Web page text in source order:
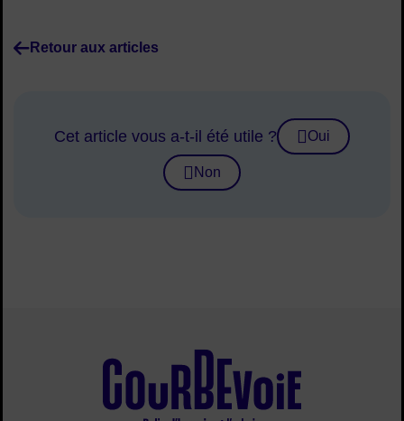
Retour aux articles
Cet article vous a-t-il été utile ? Oui
Non